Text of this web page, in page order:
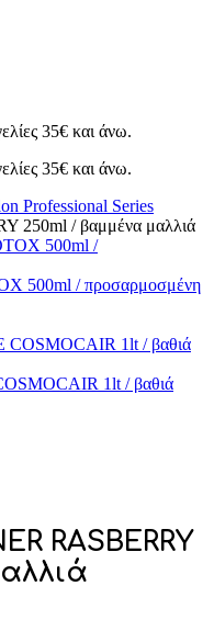
35€ και άνω.
35€ και άνω.
Professional Series
250ml / βαμμένα μαλλιά
500ml / προσαρμοσμένη
1lt / βαθιά
RASBERRY